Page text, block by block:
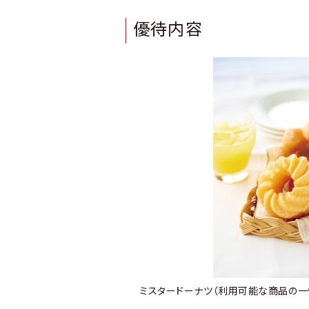
優待内容
ミスタードーナツ（利用可能な商品の一